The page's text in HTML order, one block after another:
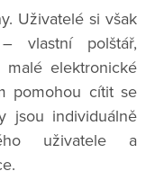
Uživatelé si však
vlastní polštář,
elektronické
pomohou cítit se
jsou individuálně
uživatele a